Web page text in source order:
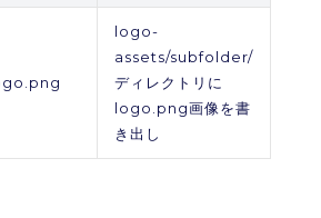
logo-
assets/subfolder/
ディレクトリに
logo.png画像を書
き出し